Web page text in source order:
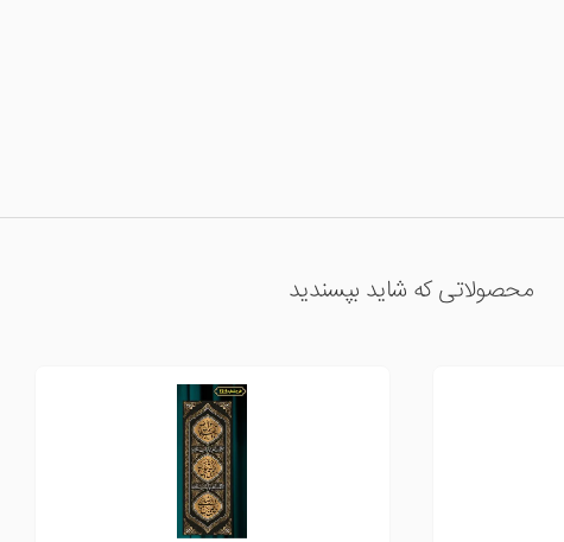
محصولاتی که شاید بپسندید